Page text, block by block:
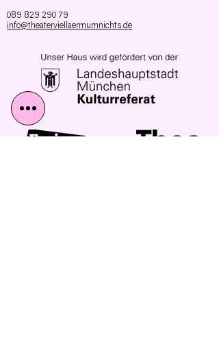
089 829 290 79
info@theaterviellaermumnichts.de